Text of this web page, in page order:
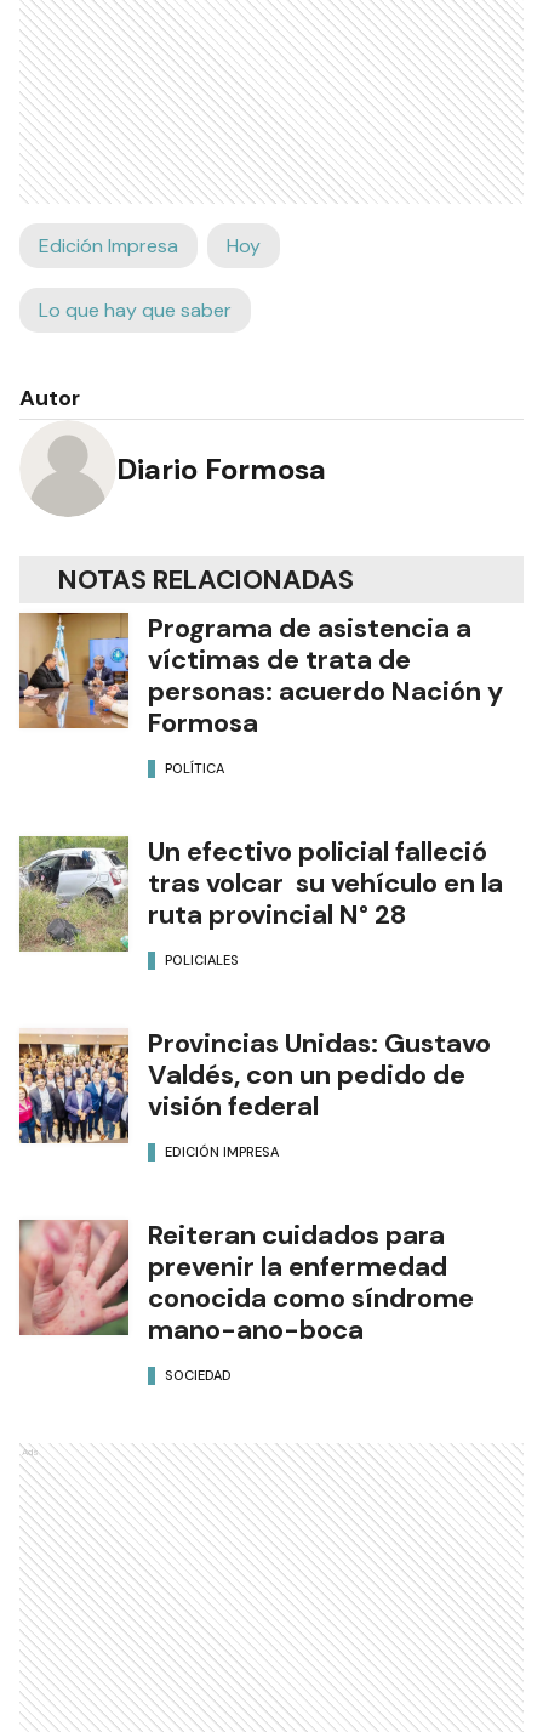
Edición Impresa Hoy
Lo que hay que saber
Autor
Diario Formosa
NOTAS RELACIONADAS
Programa de asistencia a
víctimas de trata de
personas: acuerdo Nación y
Formosa
POLÍTICA
Un efectivo policial falleció
tras volcar su vehículo en la
ruta provincial N° 28
POLICIALES
Provincias Unidas: Gustavo
Valdés, con un pedido de
visión federal
EDICIÓN IMPRESA
Reiteran cuidados para
prevenir la enfermedad
conocida como síndrome
mano-ano-boca
SOCIEDAD
Ads